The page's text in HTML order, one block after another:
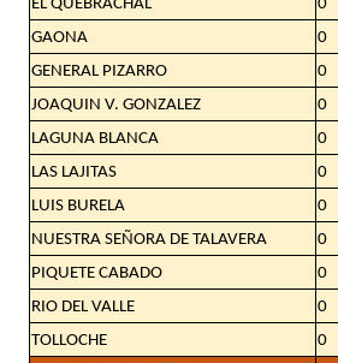
EL QUEBRACHAL
0
GAONA
0
GENERAL PIZARRO
0
JOAQUIN V. GONZALEZ
0
LAGUNA BLANCA
0
LAS LAJITAS
0
LUIS BURELA
0
NUESTRA SEÑORA DE TALAVERA
0
PIQUETE CABADO
0
RIO DEL VALLE
0
TOLLOCHE
0